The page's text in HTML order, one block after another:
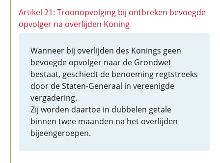
Artikel 21: Troonopvolging bij ontbreken bevoegde
opvolger na overlijden Koning
Wanneer bij overlijden des Konings geen
bevoegde opvolger naar de Grondwet
bestaat, geschiedt de benoeming regtstreeks
door de Staten-Generaal in vereenigde
vergadering.
Zij worden daartoe in dubbelen getale
binnen twee maanden na het overlijden
bijeengeroepen.